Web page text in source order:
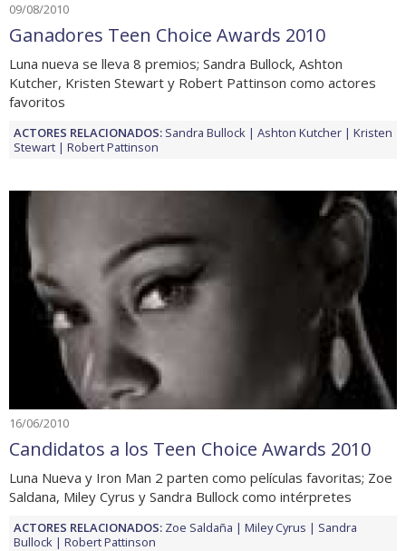
09/08/2010
Ganadores Teen Choice Awards 2010
Luna nueva se lleva 8 premios; Sandra Bullock, Ashton
Kutcher, Kristen Stewart y Robert Pattinson como actores
favoritos
ACTORES RELACIONADOS: Sandra Bullock Ashton Kutcher
Kristen
Stewart
Robert Pattinson
16/06/2010
Candidatos a los Teen Choice Awards 2010
Luna Nueva y Iron Man 2 parten como películas favoritas; Zoe
Saldana, Miley Cyrus y Sandra Bullock como intérpretes
ACTORES RELACIONADOS: Zoe Saldaña Miley Cyrus
Sandra
Bullock
Robert Pattinson